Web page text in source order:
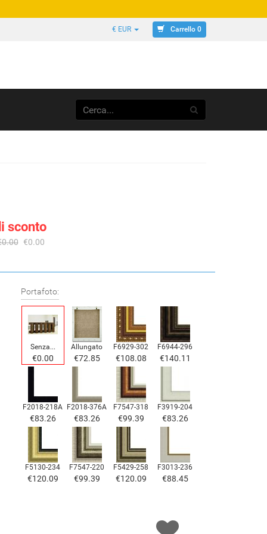
€ EUR Carrello 0
sconto
€0.00
Portafoto:
Senza...
€0.00
Allungato
€72.85
F6929-302
€108.08
F6944-296
€140.11
F2018-218A
€83.26
F2018-376A
€83.26
F7547-318
€99.39
F3919-204
€83.26
F5130-234
€120.09
F7547-220
€99.39
F5429-258
€120.09
F3013-236
€88.45
F7034-298